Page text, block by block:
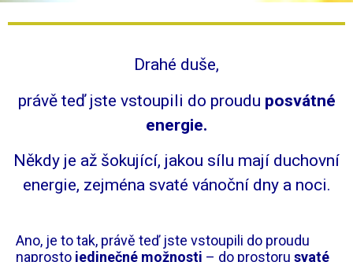
Drahé duše,
právě teď jste vstoupili do proudu posvátné
energie.
Někdy je až šokující, jakou sílu mají duchovní
energie, zejména svaté vánoční dny a noci.
Ano, je to tak, právě teď jste vstoupili do proudu
naprosto jedinečné možnosti – do prostoru svaté